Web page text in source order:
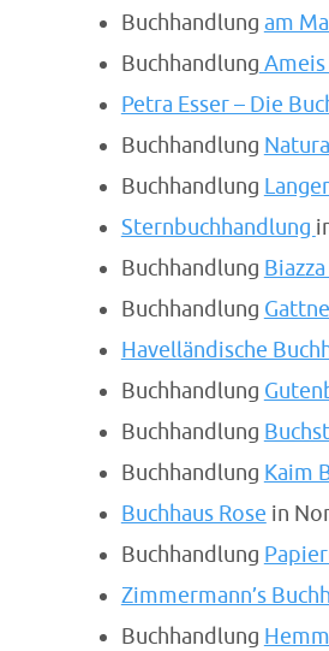
Buchhandlung am
Buchhandlung Ameis
Petra Esser – Die
Buchhandlung Natura
Buchhandlung
Sternbuchhandlung
Buchhandlung
Buchhandlung
Havelländische
Buchhandlung
Buchhandlung
Buchhandlung Kaim
Buchhaus Rose in
Buchhandlung
Zimmermann’s
Buchhandlung